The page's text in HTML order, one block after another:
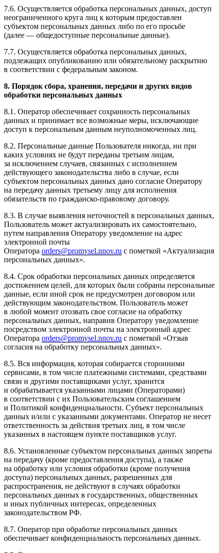
7.6. Осуществляется обработка персональных данных, доступ
неограниченного круга лиц к которым предоставлен
субъектом персональных данных либо по его просьбе
(далее — общедоступные персональные данные).
7.7. Осуществляется обработка персональных данных,
подлежащих опубликованию или обязательному раскрытию
в соответствии с федеральным законом.
8. Порядок сбора, хранения, передачи и других видов
обработки персональных данных
8.1. Оператор обеспечивает сохранность персональных
данных и принимает все возможные меры, исключающие
доступ к персональным данным неуполномоченных лиц.
8.2. Персональные данные Пользователя никогда, ни при
каких условиях не будут переданы третьим лицам,
за исключением случаев, связанных с исполнением
действующего законодательства либо в случае, если
субъектом персональных данных дано согласие Оператору
на передачу данных третьему лицу для исполнения
обязательств по гражданско-правовому договору.
8.3. В случае выявления неточностей в персональных данных,
Пользователь может актуализировать их самостоятельно,
путем направления Оператору уведомление на адрес
электронной почты
Оператора orders@promysel.nnov.ru с пометкой «Актуализация
персональных данных».
8.4. Срок обработки персональных данных определяется
достижением целей, для которых были собраны персональные
данные, если иной срок не предусмотрен договором или
действующим законодательством. Пользователь может
в любой момент отозвать свое согласие на обработку
персональных данных, направив Оператору уведомление
посредством электронной почты на электронный адрес
Оператора orders@promysel.nnov.ru с пометкой «Отзыв
согласия на обработку персональных данных».
8.5. Вся информация, которая собирается сторонними
сервисами, в том числе платежными системами, средствами
связи и другими поставщиками услуг, хранится
и обрабатывается указанными лицами (Операторами)
в соответствии с их Пользовательским соглашением
и Политикой конфиденциальности. Субъект персональных
данных и/или с указанными документами. Оператор не несет
ответственность за действия третьих лиц, в том числе
указанных в настоящем пункте поставщиков услуг.
8.6. Установленные субъектом персональных данных запреты
на передачу (кроме предоставления доступа), а также
на обработку или условия обработки (кроме получения
доступа) персональных данных, разрешенных для
распространения, не действуют в случаях обработки
персональных данных в государственных, общественных
и иных публичных интересах, определенных
законодательством РФ.
8.7. Оператор при обработке персональных данных
обеспечивает конфиденциальность персональных данных.